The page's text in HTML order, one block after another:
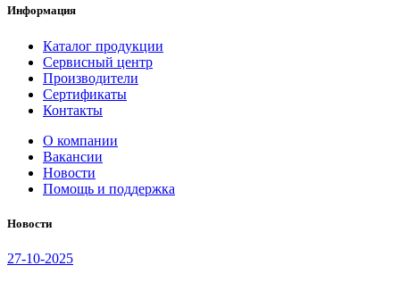
Информация
Каталог продукции
Сервисный центр
Производители
Сертификаты
Контакты
О компании
Вакансии
Новости
Помощь и поддержка
Новости
27-10-2025